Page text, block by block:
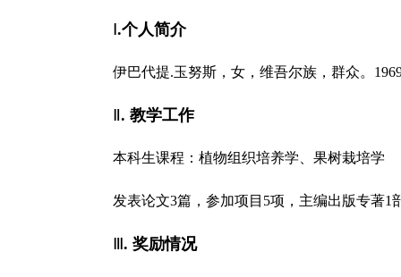
Ⅰ.个人简介
伊巴代提.玉努斯，女，维吾尔族，群众。
Ⅱ. 教学工作
本科生课程：植物组织培养学、果树栽培学
发表论文3篇，参加项目 5项，主编出版专著1
Ⅲ. 奖励情况